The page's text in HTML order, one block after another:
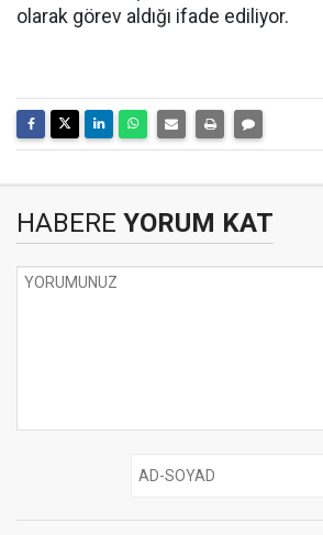
olarak görev aldığı ifade ediliyor.
HABERE YORUM KAT